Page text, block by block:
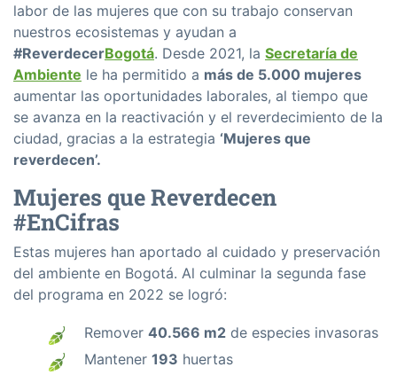
labor de las mujeres que con su trabajo conservan
nuestros ecosistemas y ayudan a
#ReverdecerBogotá. Desde 2021, la Secretaría de
Ambiente le ha permitido a más de 5.000 mujeres
aumentar las oportunidades laborales, al tiempo que
se avanza en la reactivación y el reverdecimiento de la
ciudad, gracias a la estrategia ‘Mujeres que
reverdecen’.
Mujeres que Reverdecen
#EnCifras
Estas mujeres han aportado al cuidado y preservación
del ambiente en Bogotá. Al culminar la segunda fase
del programa en 2022 se logró:
Remover 40.566 m2 de especies invasoras
Mantener 193 huertas